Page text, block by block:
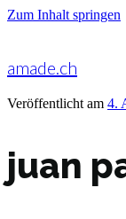
Zum Inhalt springen
amade.ch
Veröffentlicht am 4.
juan